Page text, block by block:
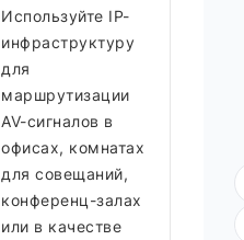
Используйте IP-
инфраструктуру
для
маршрутизации
AV-сигналов в
офисах, комнатах
для совещаний,
конференц-залах
или в качестве